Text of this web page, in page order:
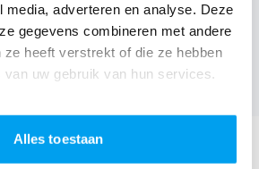
media, adverteren en analyse. Deze
gegevens combineren met andere
ze heeft verstrekt of die ze hebben
uw gebruik van hun services.
Alles toestaan
online de prijs berekenen voor
je nu boeken of een vrijblijvende
Boek de beste DJ uit Bilzen
en